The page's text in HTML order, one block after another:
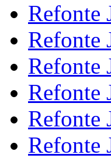
Refonte
Refonte
Refonte
Refonte
Refonte
Refonte